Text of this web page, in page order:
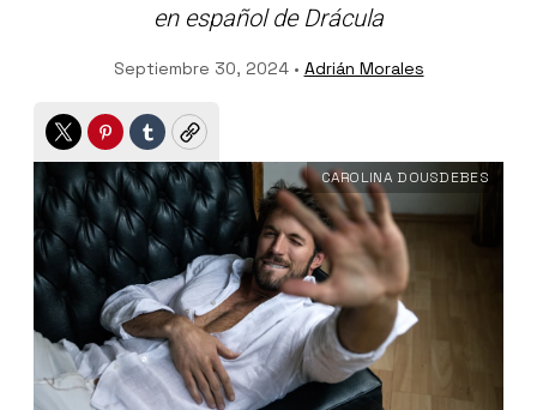
en español de Drácula
Septiembre 30, 2024 • Adrián Morales
TwitterPinterest
TumblrCopy
CAROLINA DOUSDEBES